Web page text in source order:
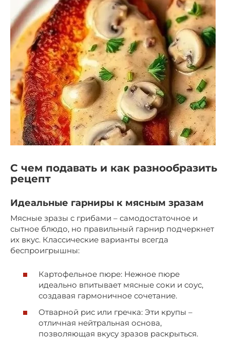
С чем подавать и как разнообразить
рецепт
Идеальные гарниры к мясным зразам
Мясные зразы с грибами – самодостаточное и
сытное блюдо, но правильный гарнир подчеркнет
их вкус. Классические варианты всегда
беспроигрышны:
Картофельное пюре: Нежное пюре
идеально впитывает мясные соки и соус,
создавая гармоничное сочетание.
Отварной рис или гречка: Эти крупы –
отличная нейтральная основа,
позволяющая вкусу зразов раскрыться.